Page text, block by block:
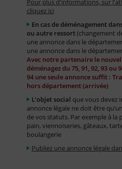
Pour plus d'informations, sur
cliquez ici
En cas de déménagement
ou autre ressort(changement
une annonce dans le
une annonce dans le
Avec notre partenaire le
déménagez du 75, 91, 92, 93 ou
94 une seule annonce suffit :
hors département (arrivée)
L’objet social que vous devez
annonce légale ne doit être
de vos statuts. Par exemple à la
pain, viennoiseries, gâteaux,
boulangerie
Publiez une annonce légale